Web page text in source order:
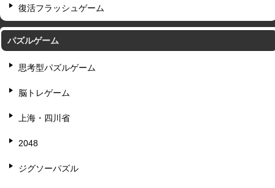
復活フラッシュゲーム
パズルゲーム
思考型パズルゲーム
脳トレゲーム
上海・四川省
2048
ジグソーパズル